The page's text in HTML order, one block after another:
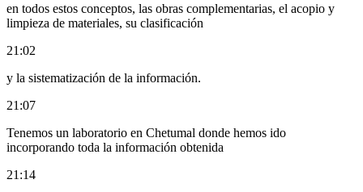
en todos estos conceptos, las obras complementarias, el acopio y
limpieza de materiales, su clasificación
21:02
y la sistematización de la información.
21:07
Tenemos un laboratorio en Chetumal donde hemos ido
incorporando toda la información obtenida
21:14